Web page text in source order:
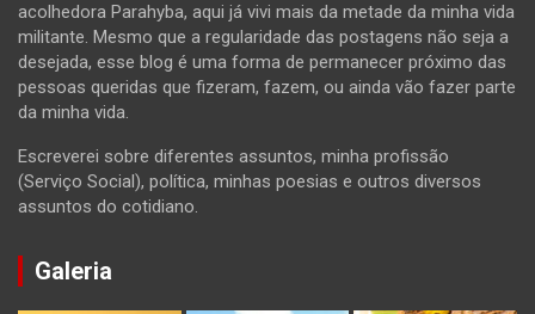
acolhedora Parahyba, aqui já vivi mais da metade da minha vida
militante. Mesmo que a regularidade das postagens não seja a
desejada, esse blog é uma forma de permanecer próximo das
pessoas queridas que fizeram, fazem, ou ainda vão fazer parte
da minha vida.
Escreverei sobre diferentes assuntos, minha profissão
(Serviço Social), política, minhas poesias e outros diversos
assuntos do cotidiano.
Galeria